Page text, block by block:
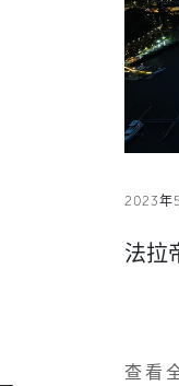
2023年
法拉
查看